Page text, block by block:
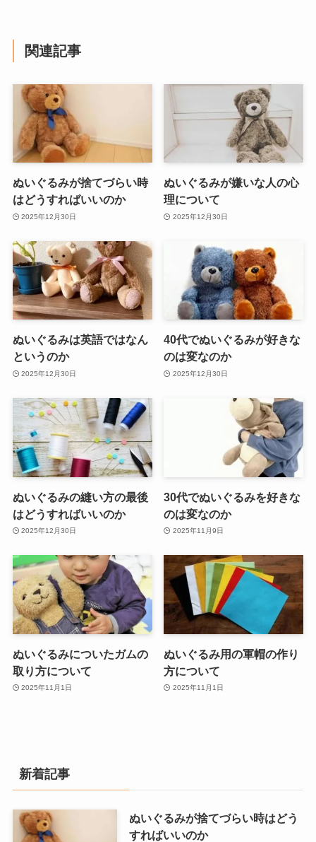
関連記事
ぬいぐるみが捨てづらい時
はどうすればいいのか
2025年12月30日
ぬいぐるみが嫌いな人の心
理について
2025年12月30日
ぬいぐるみは英語ではなん
というのか
2025年12月30日
40代でぬいぐるみが好きな
のは変なのか
2025年12月30日
ぬいぐるみの縫い方の最後
はどうすればいいのか
2025年12月30日
30代でぬいぐるみを好きな
のは変なのか
2025年11月9日
ぬいぐるみについたガムの
取り方について
2025年11月1日
ぬいぐるみ用の軍帽の作り
方について
2025年11月1日
新着記事
ぬいぐるみが捨てづらい時はどう
すればいいのか